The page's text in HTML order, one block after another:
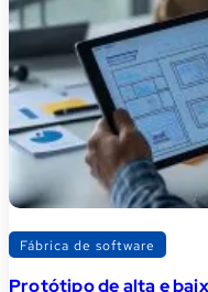
Fábrica de software
Protótipo de alta e